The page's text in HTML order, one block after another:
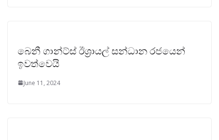
බෙනී ගාන්ට්ස් ඊශ්‍රායල් සන්ධාන රජයෙන්
ඉවත්වෙයි
June 11, 2024